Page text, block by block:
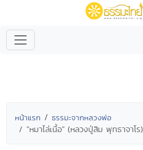
หน้าแรก ธรรมะจากหลวงพ่อ
"หมาไล่เนื้อ" (หลวงปู่สิม พุทธาจาโร)